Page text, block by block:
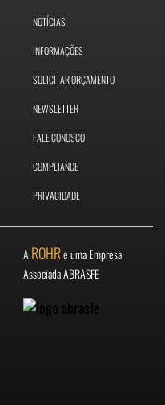
NOTÍCIAS
INFORMAÇÕES
SOLICITAR ORÇAMENTO
NEWSLETTER
FALE CONOSCO
COMPLIANCE
PRIVACIDADE
A ROHRé uma Empresa
Associada ABRASFE